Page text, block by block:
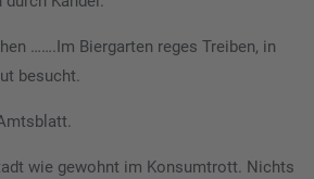
…….Im Biergarten reges Treiben, in
besucht.
wie gewohnt im Konsumtrott. Nichts